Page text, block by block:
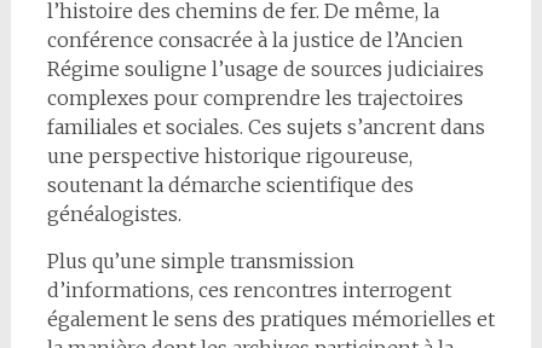
l’histoire des chemins de fer. De même, la
conférence consacrée à la justice de l’Ancien
Régime souligne l’usage de sources judiciaires
complexes pour comprendre les trajectoires
familiales et sociales. Ces sujets s’ancrent dans
une perspective historique rigoureuse,
soutenant la démarche scientifique des
généalogistes.
Plus qu’une simple transmission
d’informations, ces rencontres interrogent
également le sens des pratiques mémorielles et